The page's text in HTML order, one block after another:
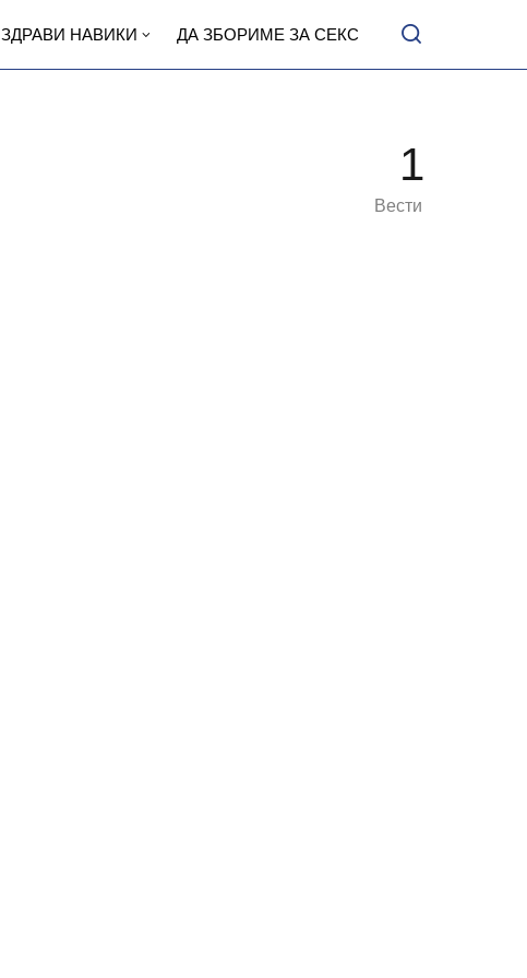
ЗДРАВИ НАВИКИ ДА ЗБОРИМЕ ЗА СЕКС
1
Вести